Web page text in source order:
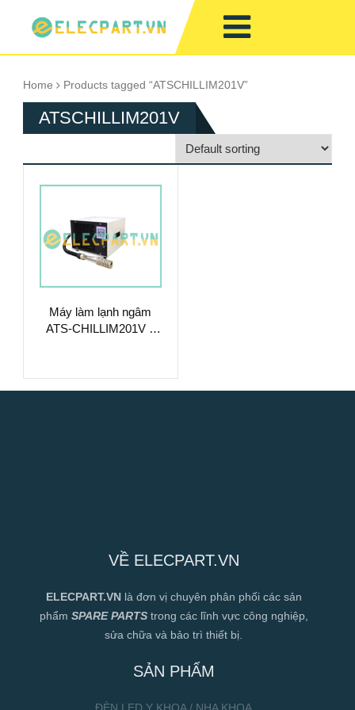
Home Products tagged “ATSCHILLIM201V”
ATSCHILLIM201V
Máy làm lạnh ngâm
ATS-CHILLIM201V –
VỀ ELECPART.VN
ELECPART.VN là đơn vị chuyên phân phối các sản
phẩm SPARE PARTStrong các lĩnh vực công nghiệp,
sửa chữa và bảo trì thiết bị.
SẢN PHẨM
ĐÈN LED Y KHOA / NHA KHOA